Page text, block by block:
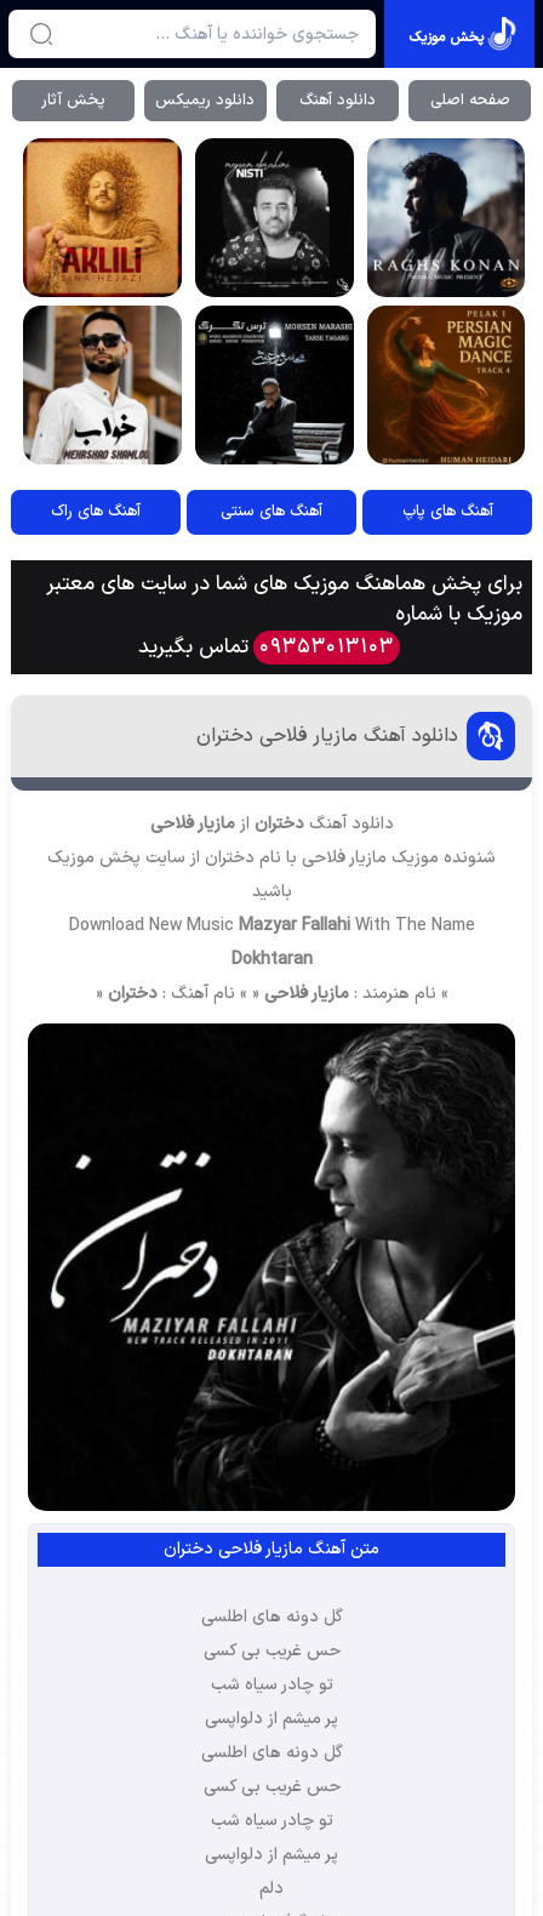
پخش موزیک
صفحه اصلی دانلود آهنگ دانلود ریمیکس پخش آثار
آهنگ های پاپ آهنگ های سنتی آهنگ های راک
برای پخش هماهنگ موزیک های شما در سایت های معتبر
موزیک با شماره
09353013103 تماس بگیرید
دانلود آهنگ مازیار فلاحی دختران
دانلود آهنگ دختران ازمازیار فلاحی
شنونده موزیک مازیار فلاحی با نام دختران از سایت پخش موزیک
باشید
Download New Music Mazyar FallahiWith The Name
Dokhtaran
» نام هنرمند :مازیار فلاحی « » نام آهنگ :دختران «
متن آهنگ مازیار فلاحی دختران
گل دونه های اطلسی
حس غریب بی کسی
تو چادر سیاه شب
پر میشم از دلواپسی
گل دونه های اطلسی
حس غریب بی کسی
تو چادر سیاه شب
پر میشم از دلواپسی
دلم